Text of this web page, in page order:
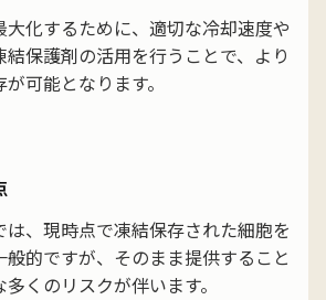
化するために、適切な冷却速度や
結保護剤の活用を行うことで、より
可能となります。
、現時点で凍結保存された細胞を
的ですが、そのまま提供すること
くのリスクが伴います。